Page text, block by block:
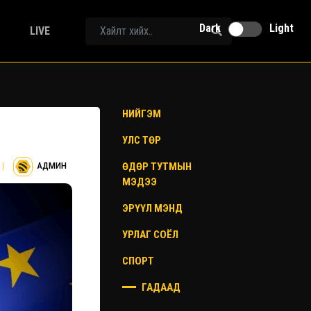
LIVE Dark Light
| АДМИН
НИЙГЭМ
УЛС ТӨР
ӨДӨР ТУТМЫН
МЭДЭЭ
ЭРҮҮЛ МЭНД
УРЛАГ СОЁЛ
СПОРТ
ГАДААД